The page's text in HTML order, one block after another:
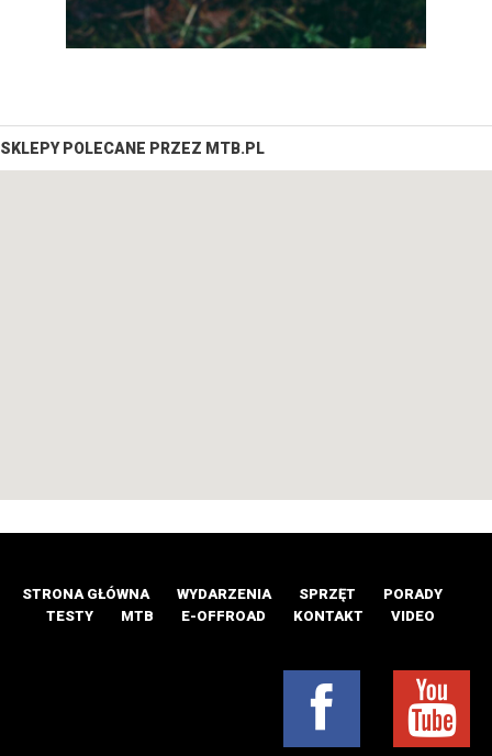
SKLEPY POLECANE PRZEZ MTB.PL
STRONA GŁÓWNA WYDARZENIA SPRZĘT
PORADY
TESTY
MTB E-OFFROAD KONTAKT VIDEO